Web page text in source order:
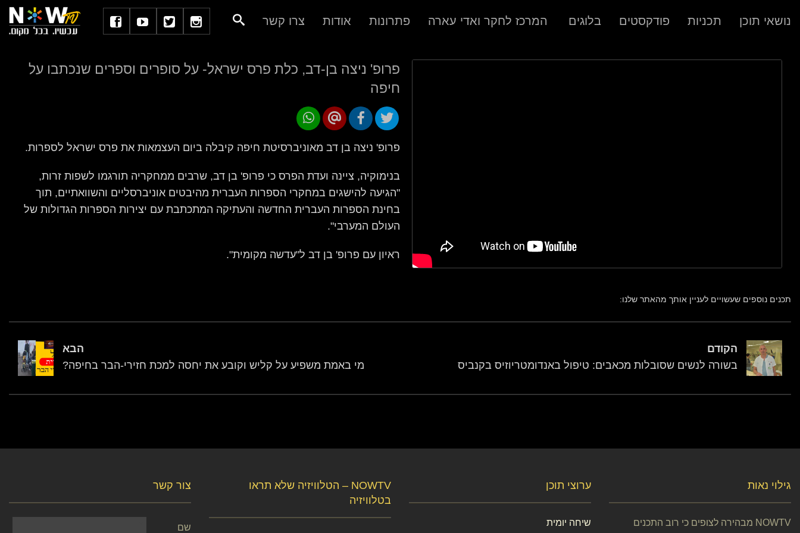
נושאי תוכן תכניות פודקסטים בלוגים המרכז לחקר ואדי עארה פתרונות אודות צרו קשר
פרופ' ניצה בן-דב, כלת פרס ישראל- על סופרים וספרים שנכתבו על
חיפה
פרופ' ניצה בן דב מאוניברסיטת חיפה קיבלה ביום העצמאות את פרס ישראל לספרות.
בנימוקיה, ציינה ועדת הפרס כי פרופ' בן דב, שרבים ממחקריה תורגמו לשפות זרות,
"הגיעה להישגים במחקרי הספרות העברית מהיבטים אוניברסליים והשוואתיים, תוך
בחינת הספרות העברית החדשה והעתיקה המתכתבת עם יצירות הספרות הגדולות של
העולם המערבי".
ראיון עם פרופ' בן דב ל"עדשה מקומית".
תכנים נוספים שעשויים לעניין אותך מהאתר שלנו:
הבא
מי באמת משפיע על קליש וקובע את יחסה למכת חזירי-הבר בחיפה?
הקודם
בשורה לנשים שסובלות מכאבים: טיפול באנדומטריוזיס בקנביס
צור קשר
שם
NOWTV – הטלוויזיה שלא תראו
בטלוויזיה
ערוצי תוכן
שיחה יומית
גילוי נאות
NOWTV מבהירה לצופים כי רוב התכנים